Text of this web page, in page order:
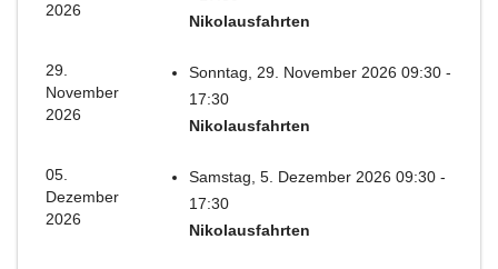
2026
Nikolausfahrten
29.
November
2026
Sonntag, 29. November 2026 09:30 -
17:30
Nikolausfahrten
05.
Dezember
2026
Samstag, 5. Dezember 2026 09:30 -
17:30
Nikolausfahrten